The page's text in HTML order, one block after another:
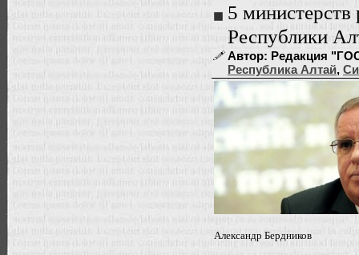
5 министерств
Республики
Автор: Редакция
Республика Алтай,
Александр Бердников